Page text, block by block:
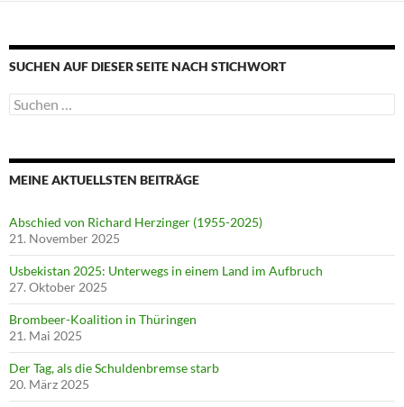
SUCHEN AUF DIESER SEITE NACH STICHWORT
Suche
nach:
MEINE AKTUELLSTEN BEITRÄGE
Abschied von Richard Herzinger (1955-2025)
21. November 2025
Usbekistan 2025: Unterwegs in einem Land im Aufbruch
27. Oktober 2025
Brombeer-Koalition in Thüringen
21. Mai 2025
Der Tag, als die Schuldenbremse starb
20. März 2025